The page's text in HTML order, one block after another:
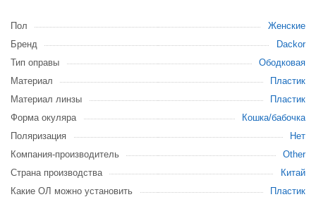
Пол
Женские
Бренд
Dackor
Тип оправы
Ободковая
Материал
Пластик
Материал линзы
Пластик
Форма окуляра
Кошка/бабочка
Поляризация
Нет
Компания-производитель
Other
Страна производства
Китай
Какие ОЛ можно установить
Пластик